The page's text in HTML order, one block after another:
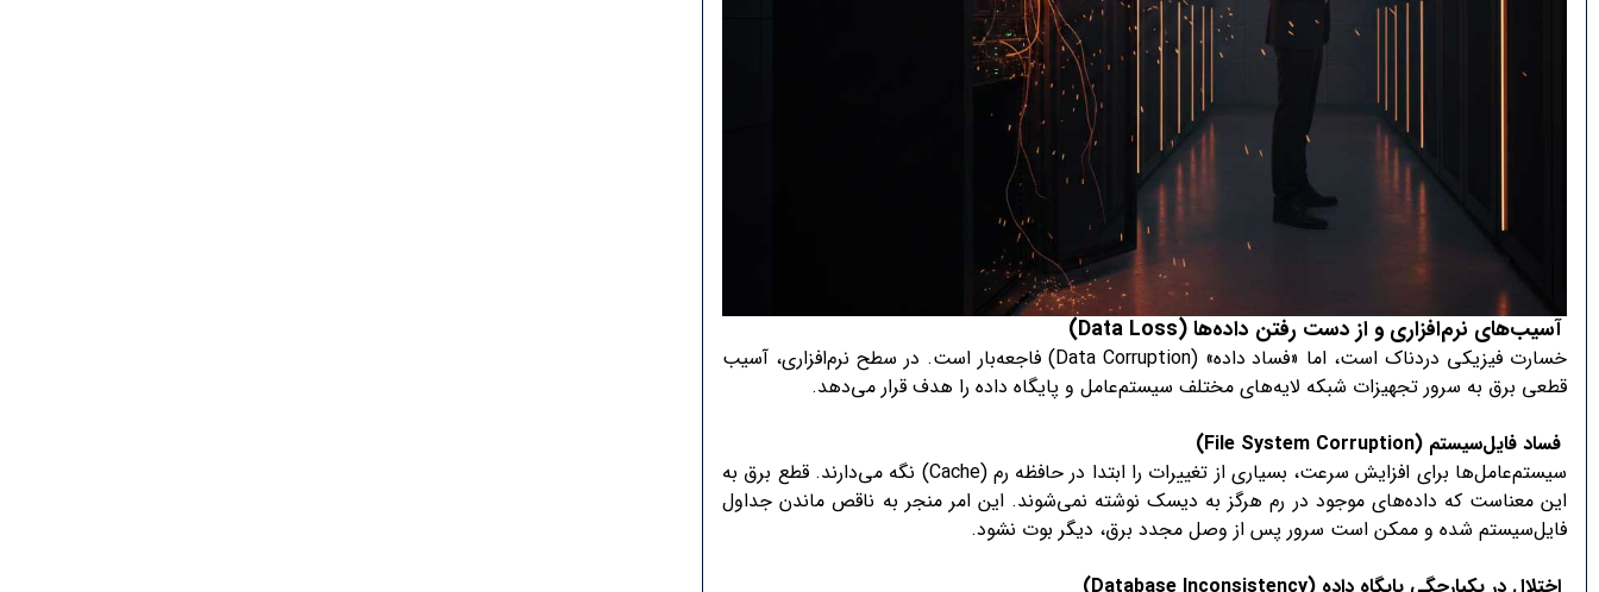
آسیب‌های نرم‌افزاری و از دست رفتن داده‌ها(Data Loss)
خسارت فیزیکی دردناک است، اما «فساد داده» (Data Corruption) فاجعه‌بار است. در سطح نرم‌افزاری، آسیب
قطعی برق به سرور تجهیزات شبکه لایه‌های مختلف سیستم‌عامل و پایگاه داده را هدف قرار می‌دهد.
فساد فایل‌سیستم (File System Corruption)
سیستم‌عامل‌ها برای افزایش سرعت، بسیاری از تغییرات را ابتدا در حافظه رم (Cache) نگه می‌دارند. قطع برق به
این معناست که داده‌های موجود در رم هرگز به دیسک نوشته نمی‌شوند. این امر منجر به ناقص ماندن جداول
فایل‌سیستم شده و ممکن است سرور پس از وصل مجدد برق، دیگر بوت نشود.